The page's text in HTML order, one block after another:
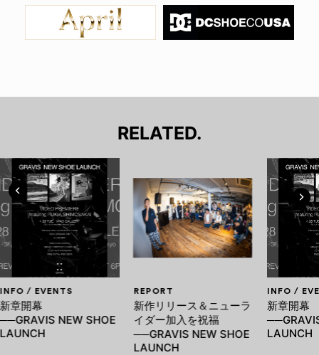
RELATED.
INFO / EVENTS
新章開幕
──GRAVIS NEW SHOE
LAUNCH
REPORT
新作リリース＆ニューラ
イダー加入を祝福
──GRAVIS NEW SHOE
LAUNCH
INFO /
新章開幕
LAUNCH